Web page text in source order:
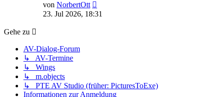
von NorbertOtt
Beitrag
23. Jul 2026, 18:31
Gehe zu
AV-Dialog-Forum
↳ AV-Termine
↳ Wings
↳ m.objects
↳ PTE AV Studio (früher: PicturesToExe)
Informationen zur Anmeldung